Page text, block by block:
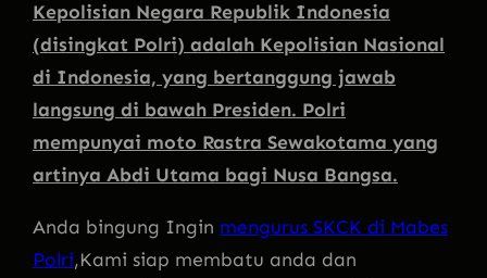
Kepolisian Negara Republik Indonesia
(disingkat Polri) adalah Kepolisian Nasional
di Indonesia, yang bertanggung jawab
langsung di bawah Presiden. Polri
mempunyai moto Rastra Sewakotama yang
artinya Abdi Utama bagi Nusa Bangsa.
Anda bingung Ingin mengurus SKCK di Mabes
Polri,Kami siap membatu anda dan